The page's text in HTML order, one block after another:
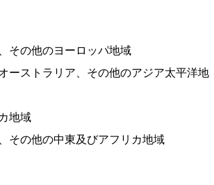
その他のヨーロッパ地域
ーストラリア、その他のアジア太平洋地
地域
その他の中東及びアフリカ地域